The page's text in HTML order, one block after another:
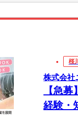
桜
株式会
【急
経験・